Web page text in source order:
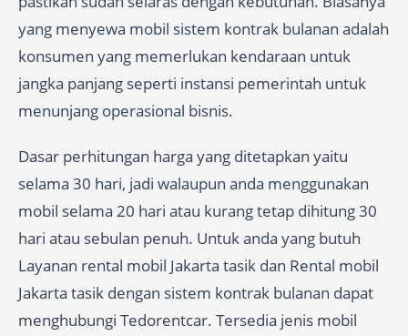
yang menyewa mobil sistem kontrak bulanan adalah
konsumen yang memerlukan kendaraan untuk
jangka panjang seperti instansi pemerintah untuk
menunjang operasional bisnis.
Dasar perhitungan harga yang ditetapkan yaitu
selama 30 hari, jadi walaupun anda menggunakan
mobil selama 20 hari atau kurang tetap dihitung 30
hari atau sebulan penuh. Untuk anda yang butuh
Layanan rental mobil Jakarta tasik dan Rental mobil
Jakarta tasik dengan sistem kontrak bulanan dapat
menghubungi Tedorentcar. Tersedia jenis mobil